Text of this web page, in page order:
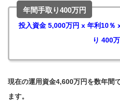
年間手取り400万円
投入資金 5,000万円 x 年利10％
り 400
現在の運用資金4,600万円を数年間
ます。